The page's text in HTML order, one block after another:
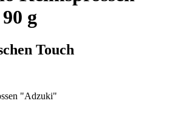
g
Touch
"Adzuki"